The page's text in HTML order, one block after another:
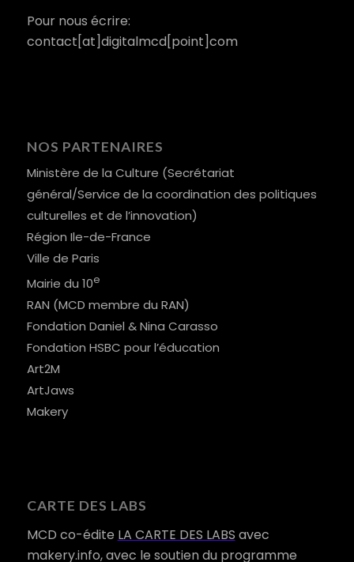
Pour nous écrire:
contact[at]digitalmcd[point]com
NOS PARTENAIRES
Ministère de la Culture (Secrétariat
général/Service de la coordination des politiques
culturelles et de l’innovation)
Région Ile-de-France
Ville de Paris
Mairie du 10e
RAN (MCD membre du RAN)
Fondation Daniel & Nina Carasso
Fondation HSBC pour l’éducation
Art2M
ArtJaws
Makery
CARTE DES LABS
MCD co-édite LA CARTE DES LABS avec
makery.info, avec le soutien du programme